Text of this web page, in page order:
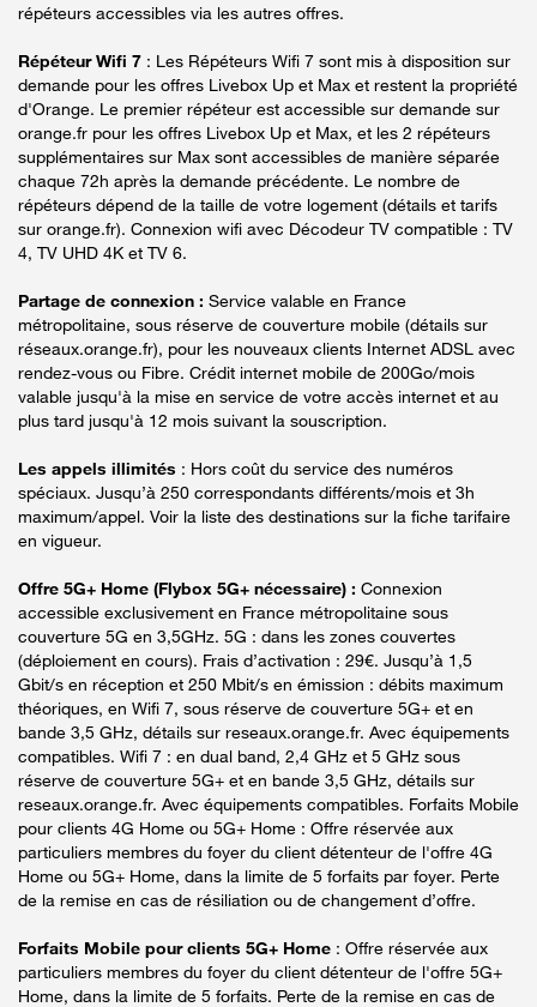
répéteurs accessibles via les autres offres.
Répéteur Wifi 7 : Les Répéteurs Wifi 7 sont mis à disposition sur
demande pour les offres Livebox Up et Max et restent la propriété
d'Orange. Le premier répéteur est accessible sur demande sur
orange.fr pour les offres Livebox Up et Max, et les 2 répéteurs
supplémentaires sur Max sont accessibles de manière séparée
chaque 72h après la demande précédente. Le nombre de
répéteurs dépend de la taille de votre logement (détails et tarifs
sur orange.fr). Connexion wifi avec Décodeur TV compatible : TV
4, TV UHD 4K et TV 6.
Partage de connexion : Service valable en France
métropolitaine, sous réserve de couverture mobile (détails sur
réseaux.orange.fr), pour les nouveaux clients Internet ADSL avec
rendez-vous ou Fibre. Crédit internet mobile de 200Go/mois
valable jusqu'à la mise en service de votre accès internet et au
plus tard jusqu'à 12 mois suivant la souscription.
Les appels illimités : Hors coût du service des numéros
spéciaux. Jusqu’à 250 correspondants différents/mois et 3h
maximum/appel. Voir la liste des destinations sur la fiche tarifaire
en vigueur.
Offre 5G+ Home (Flybox 5G+ nécessaire) : Connexion
accessible exclusivement en France métropolitaine sous
couverture 5G en 3,5GHz. 5G : dans les zones couvertes
(déploiement en cours). Frais d’activation : 29€. Jusqu’à 1,5
Gbit/s en réception et 250 Mbit/s en émission : débits maximum
théoriques, en Wifi 7, sous réserve de couverture 5G+ et en
bande 3,5 GHz, détails sur reseaux.orange.fr. Avec équipements
compatibles. Wifi 7 : en dual band, 2,4 GHz et 5 GHz sous
réserve de couverture 5G+ et en bande 3,5 GHz, détails sur
reseaux.orange.fr. Avec équipements compatibles. Forfaits Mobile
pour clients 4G Home ou 5G+ Home : Offre réservée aux
particuliers membres du foyer du client détenteur de l'offre 4G
Home ou 5G+ Home, dans la limite de 5 forfaits par foyer. Perte
de la remise en cas de résiliation ou de changement d’offre.
Forfaits Mobile pour clients 5G+ Home : Offre réservée aux
particuliers membres du foyer du client détenteur de l'offre 5G+
Home, dans la limite de 5 forfaits. Perte de la remise en cas de